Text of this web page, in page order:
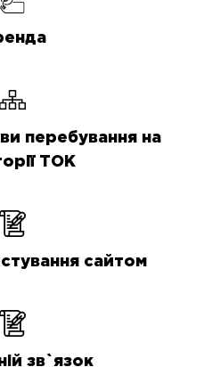
перебування на
ТОК
сайтом
зв`язок